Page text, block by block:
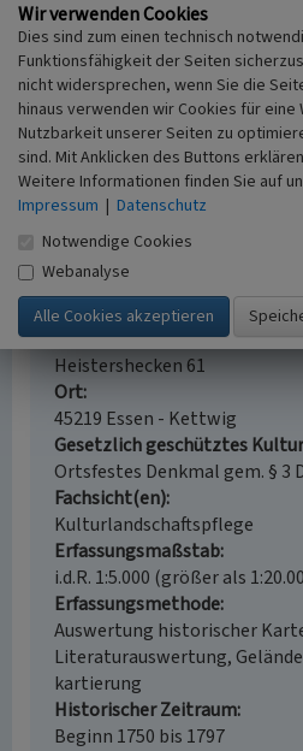
Literatur
Schmitz, Herbert (1998)
Höfe, Kotten und ihre
Siedlungsgeschichte. S. 162,
Kotten Brohn in Kettwig
Schlagwörter
Hofstelle (Recht) Bauernhaus
Straße / Hausnummer
Heistershecken 61
Ort
45219 Essen - Kettwig
Gesetzlich geschütztes
Ortsfestes Denkmal gem. § 3
Fachsicht(en)
Kulturlandschaftspflege
Erfassungsmaßstab
i.d.R. 1:5.000 (größer als
Erfassungsmethode
Auswertung historischer
Literaturauswertung,
kartierung
Historischer Zeitraum
Beginn 1750 bis 1797
Wir verwenden Cookies
Dies sind zum einen technisch
Funktionsfähigkeit der Seiten
nicht widersprechen, wenn Sie die
hinaus verwenden wir Cookies für eine
Nutzbarkeit unserer Seiten zu
sind. Mit Anklicken des Buttons
Weitere Informationen finden Sie auf
Impressum | Datenschutz
Notwendige Cookies
Webanalyse